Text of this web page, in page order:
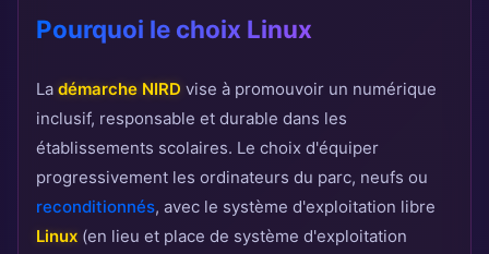
Pourquoi le choix Linux
La démarche NIRD vise à promouvoir un numérique
inclusif, responsable et durable dans les
établissements scolaires. Le choix d'équiper
progressivement les ordinateurs du parc, neufs ou
reconditionnés, avec le système d'exploitation libre
Linux (en lieu et place de système d'exploitation